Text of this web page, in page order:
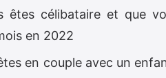
êtes célibataire et que
en 2022
en couple avec un